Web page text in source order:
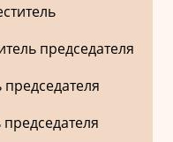
председателя
председателя